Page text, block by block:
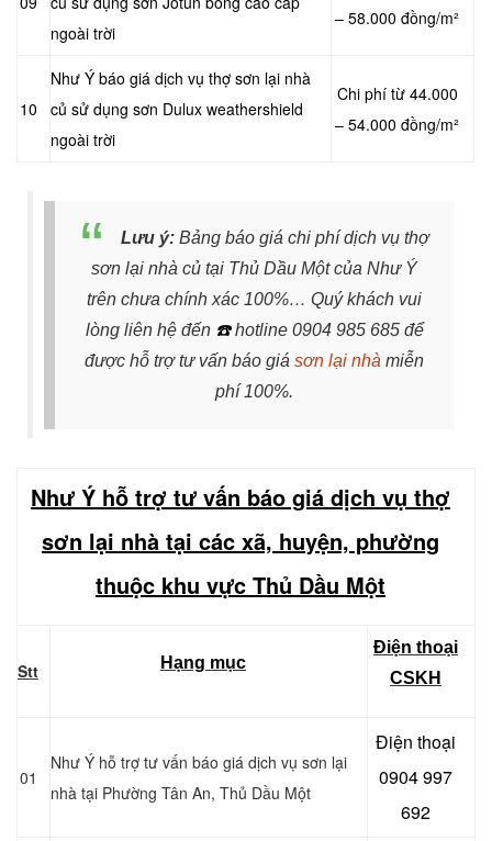
ngoài trời
– 58.000 đồng/m²
10
Như Ý báo giá dịch vụ thợ sơn lại nhà
củ sử dụng sơn Dulux weathershield
ngoài trời
Chi phí từ 44.000
– 54.000 đồng/m²
Lưu ý:Bảng báo giá chi phí dịch vụ thợ
sơn lại nhà củ tại Thủ Dầu Một của Như Ý
trên chưa chính xác 100%… Quý khách vui
lòng liên hệ đến ☎️hotline 0904 985 685 để
được hỗ trợ tư vấn báo giá sơn lại nhà miễn
phí 100%.
Như Ý hỗ trợ tư vấn báo giá dịch vụ thợ
sơn lại nhà tại các xã, huyện, phường
thuộc khu vực Thủ Dầu Một
Stt Hạng mục
Điện thoại
CSKH
01
Như Ý hỗ trợ tư vấn báo giá dịch vụ sơn lại
nhà tại Phường Tân An, Thủ Dầu Một
Điện thoại
0904 997
692